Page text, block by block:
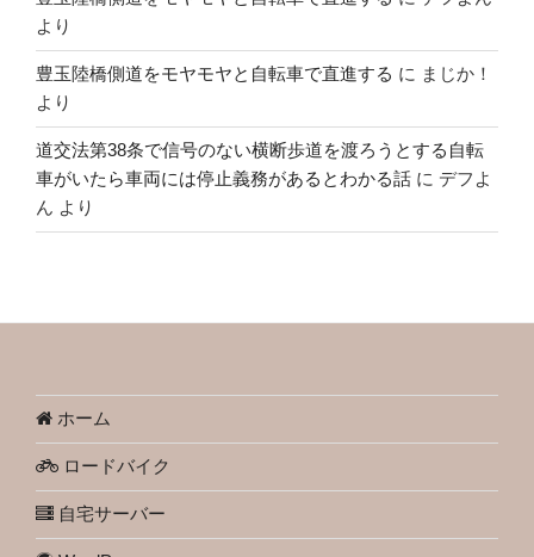
より
豊玉陸橋側道をモヤモヤと自転車で直進する に まじか！
より
道交法第38条で信号のない横断歩道を渡ろうとする自転
車がいたら車両には停止義務があるとわかる話 に デフよ
ん より
ホーム
ロードバイク
自宅サーバー